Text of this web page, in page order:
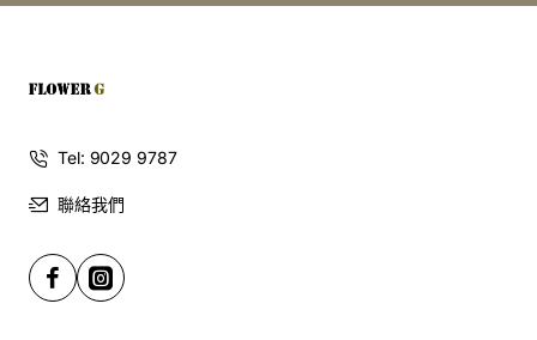
Tel: 9029 9787
聯絡我們